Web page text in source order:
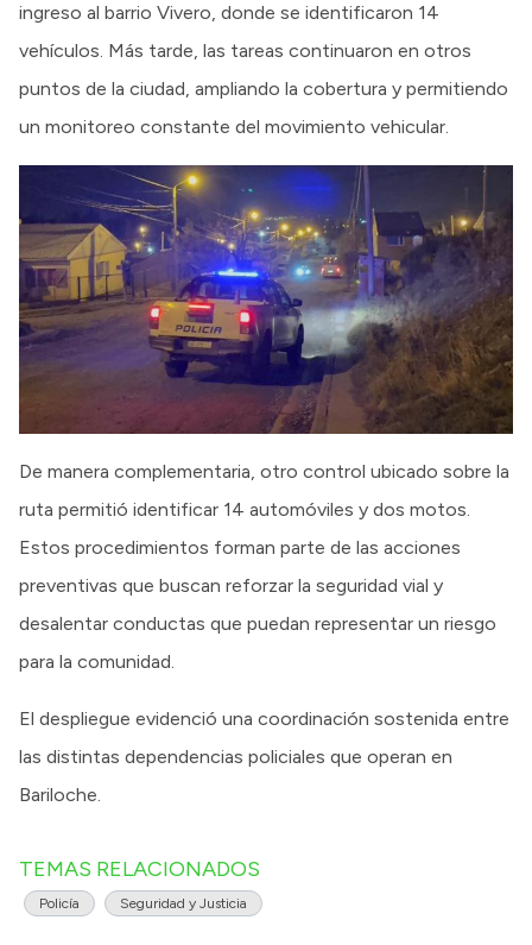
ingreso al barrio Vivero, donde se identificaron 14
vehículos. Más tarde, las tareas continuaron en otros
puntos de la ciudad, ampliando la cobertura y permitiendo
un monitoreo constante del movimiento vehicular.
De manera complementaria, otro control ubicado sobre la
ruta permitió identificar 14 automóviles y dos motos.
Estos procedimientos forman parte de las acciones
preventivas que buscan reforzar la seguridad vial y
desalentar conductas que puedan representar un riesgo
para la comunidad.
El despliegue evidenció una coordinación sostenida entre
las distintas dependencias policiales que operan en
Bariloche.
TEMAS RELACIONADOS
Policía Seguridad y Justicia